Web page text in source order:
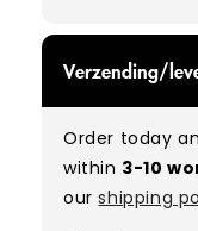
can expect
with minimal
used, they
and are in
Verzending/
Order today
within 3-10
ourshipping